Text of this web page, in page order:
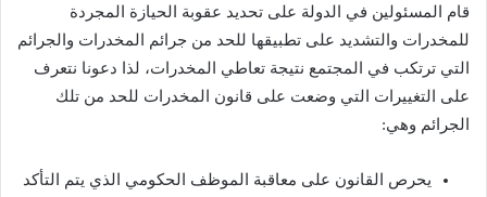
قام المسئولين في الدولة على تحديد عقوبة الحيازة المجردة
للمخدرات والتشديد على تطبيقها للحد من جرائم المخدرات والجرائم
التي ترتكب في المجتمع نتيجة تعاطي المخدرات، لذا دعونا نتعرف
على التغييرات التي وضعت على قانون المخدرات للحد من تلك
الجرائم وهي:
يحرص القانون على معاقبة الموظف الحكومي الذي يتم التأكد